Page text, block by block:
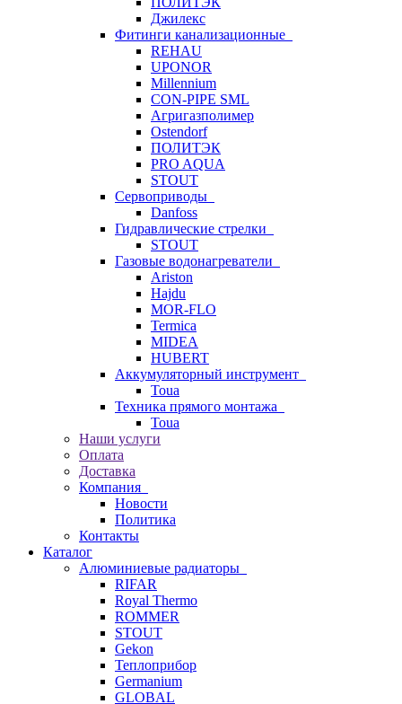
Джилекс
Фитинги канализационные
REHAU
UPONOR
Millennium
CON-PIPE SML
Агригазполимер
Ostendorf
ПОЛИТЭК
PRO AQUA
STOUT
Сервоприводы
Danfoss
Гидравлические стрелки
STOUT
Газовые водонагреватели
Ariston
Hajdu
MOR-FLO
Termica
MIDEA
HUBERT
Аккумуляторный инструмент
Toua
Техника прямого монтажа
Toua
Наши услуги
Оплата
Доставка
Компания
Новости
Политика
Контакты
Каталог
Алюминиевые радиаторы
RIFAR
Royal Thermo
ROMMER
STOUT
Gekon
Теплоприбор
Germanium
GLOBAL